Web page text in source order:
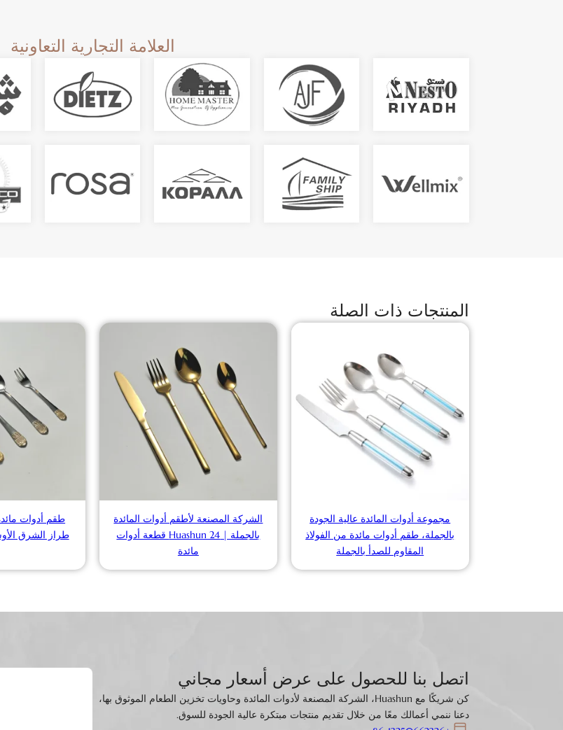
العلامة التجارية التعاونية
المنتجات ذات الصلة
مجموعة أدوات المائدة عالية الجودة
بالجملة، طقم أدوات مائدة من الفولاذ
المقاوم للصدأ بالجملة
الشركة المصنعة لأطقم أدوات المائدة
بالجملة | Huashun 24 قطعة أدوات
مائدة
طقم أدوات
طراز الشرق
اتصل بنا للحصول على عرض أسعار مجاني
كن شريكًا مع Huashun، الشركة المصنعة لأدوات المائدة وحاويات تخزين الطعام الموثوق بها،
دعنا ننمي أعمالك معًا من خلال تقديم منتجات مبتكرة عالية الجودة للسوق.